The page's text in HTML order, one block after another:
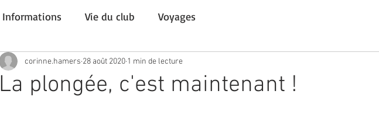
Informations Vie du club Voyages
La plongée, c'est maintenant !
corinne.hamers 28 août 2020 1 min de lecture